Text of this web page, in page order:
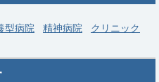
型病院 精神病院
クリニック